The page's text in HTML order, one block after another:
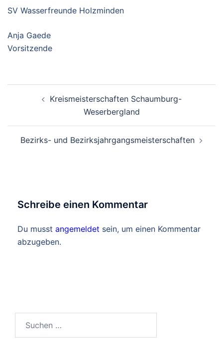
SV Wasserfreunde Holzminden
Anja Gaede
Vorsitzende
Kreismeisterschaften Schaumburg-
Weserbergland
Bezirks- und Bezirksjahrgangsmeisterschaften
Schreibe einen Kommentar
Du musst angemeldet sein, um einen Kommentar
abzugeben.